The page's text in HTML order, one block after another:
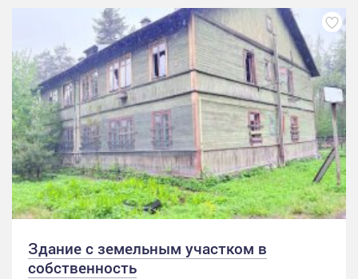
Здание с земельным участком в
собственность